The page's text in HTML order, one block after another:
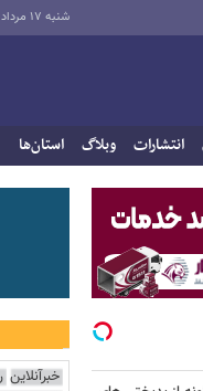
شنبه ۱۷ مرداد ۱۴۰۵
انتشارات وبلاگ استان‌ها
خبرآنلاین